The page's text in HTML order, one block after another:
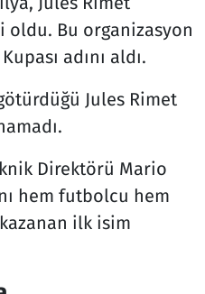
oldu. Bu organizasyon
adını aldı.
Jules Rimet
Direktörü Mario
hem futbolcu hem
ilk isim